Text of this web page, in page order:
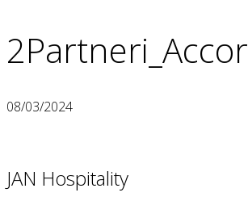
2Partneri_Accor
08/03/2024
JAN Hospitality